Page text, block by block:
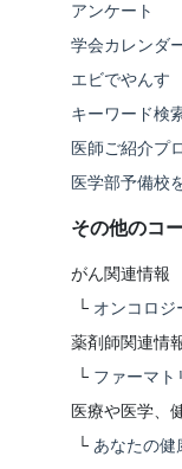
アンケート
学会カレンダ
エビでやんす
キーワード検
医師ご紹介プ
医学部予備校
その他のコ
がん関連情報
└ オンコロジ
薬剤師関連情
└ ファーマト
医療や医学、
└ あなたの健